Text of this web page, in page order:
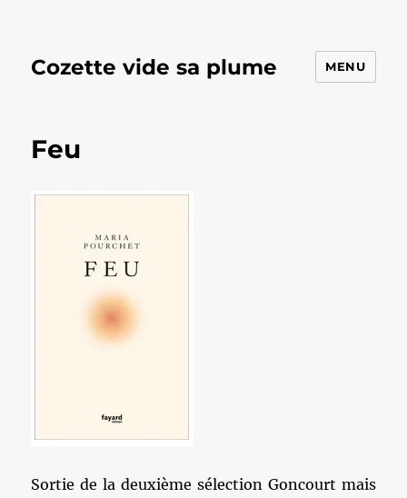
Cozette vide sa plume MENU
Feu
Sortie de la deuxième sélection Goncourt mais